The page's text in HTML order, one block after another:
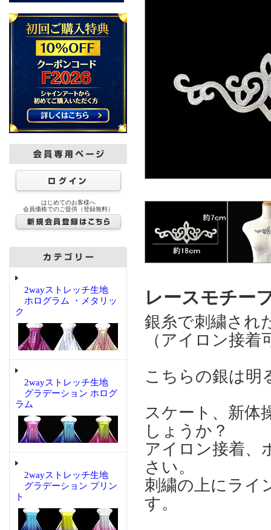
はじめてのお客様へ
会員価格でのご提供（登録無料）
2wayストレッチ生地
ホログラム ・メタリッ
ク
2wayストレッチ生地
グラデーション ホログ
ラム
2wayストレッチ生地
グラデーション プリン
ト
レースモチ
銀糸で刺繍され
（アイロン接着
こちらの銀は明
スケート、新体
しょうか？
アイロン接着、
さい。
刺繍の上にライ
す。